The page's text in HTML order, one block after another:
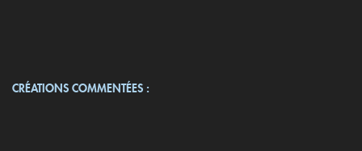
CRÉATIONS COMMENTÉES :